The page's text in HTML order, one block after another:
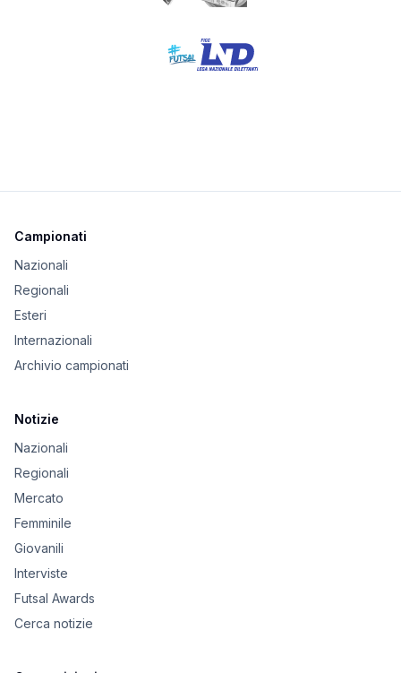
Campionati
Nazionali
Regionali
Esteri
Internazionali
Archivio campionati
Notizie
Nazionali
Regionali
Mercato
Femminile
Giovanili
Interviste
Futsal Awards
Cerca notizie